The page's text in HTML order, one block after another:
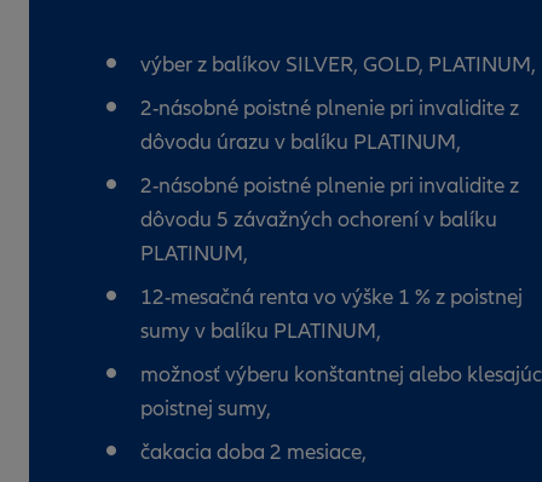
výber z balíkov SILVER, GOLD, PLATINUM,
2-násobné poistné plnenie pri invalidite z
dôvodu úrazu v balíku PLATINUM,
2-násobné poistné plnenie pri invalidite z
dôvodu 5 závažných ochorení v balíku
PLATINUM,
12-mesačná renta vo výške 1 % z poistnej
sumy v balíku PLATINUM,
možnosť výberu konštantnej alebo
poistnej sumy,
čakacia doba 2 mesiace,